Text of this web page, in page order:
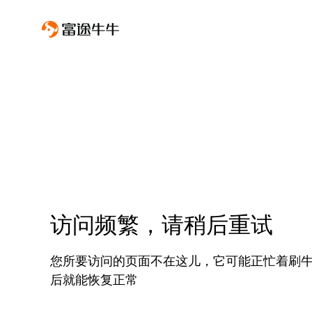
访问频繁，请稍后重试
您所要访问的页面不在这儿，它可能正忙着刷
后就能恢复正常